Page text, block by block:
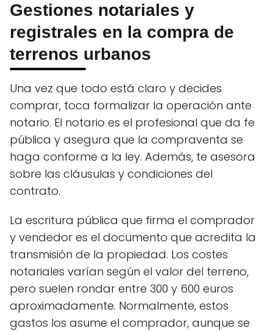
Gestiones notariales y
registrales en la compra de
terrenos urbanos
Una vez que todo está claro y decides
comprar, toca formalizar la operación ante
notario. El notario es el profesional que da fe
pública y asegura que la compraventa se
haga conforme a la ley. Además, te asesora
sobre las cláusulas y condiciones del
contrato.
La escritura pública que firma el comprador
y vendedor es el documento que acredita la
transmisión de la propiedad. Los costes
notariales varían según el valor del terreno,
pero suelen rondar entre 300 y 600 euros
aproximadamente. Normalmente, estos
gastos los asume el comprador, aunque se